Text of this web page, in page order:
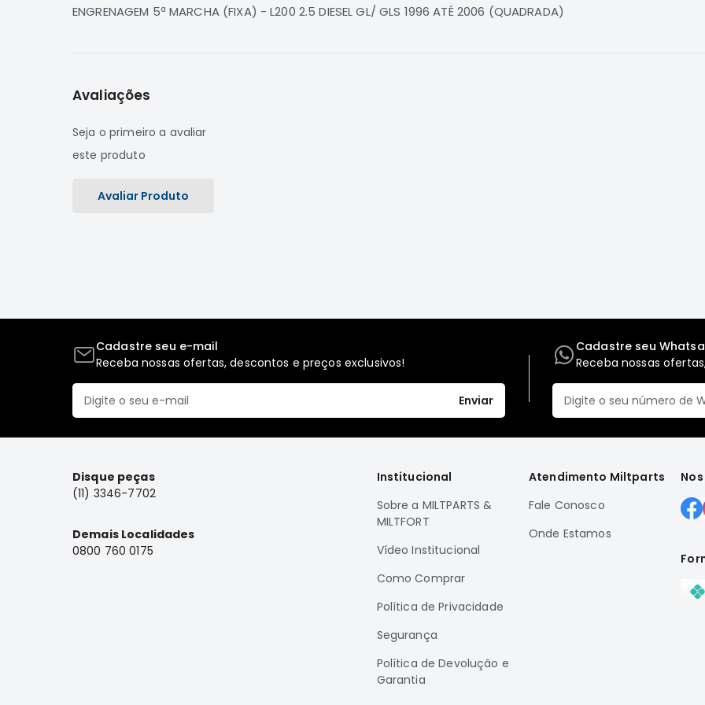
de
ENGRENAGEM 5ª MARCHA (FIXA) - L200 2.5 DIESEL GL/ GLS 1996 ATÉ 2006 (QUADRADA)
Avaliações
Seja o primeiro a avaliar
este produto
Avaliar Produto
Cadastre seu e-mail
Receba nossas ofertas, descontos e preços exclusivos!
Enviar
Cadastre seu
Receba nossas
Disque peças
(11) 3346-7702
Demais Localidades
0800 760 0175
Institucional
Sobre a MILTPARTS &
MILTFORT
Vídeo Institucional
Como Comprar
Política de Privacidade
Segurança
Política de Devolução e
Garantia
Atendimento Miltparts
Fale Conosco
Onde Estamos